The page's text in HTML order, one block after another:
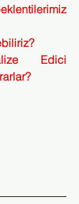
Edici